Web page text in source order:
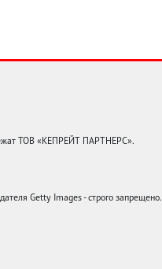
ТОВ «КЕПРЕЙТ ПАРТНЕРС».
Getty Images - строго запрещено.